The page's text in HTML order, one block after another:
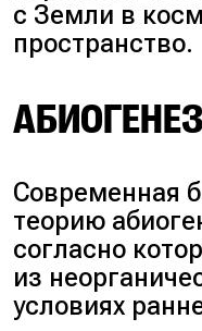
с Земли в
пространство.
АБИОГЕНЕЗ
Современная
теорию
согласно
из
условиях